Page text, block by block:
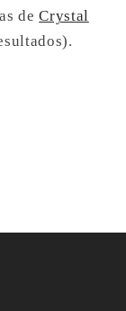
deCrystal